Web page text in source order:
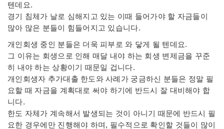
텐데요.
경기 침체가 날로 심해지고 있는 이때 들어가야 할 자금들이
많아 많은 분들이 힘들어지고 있습니다.
개인회생 중인 분들은 더욱 피부로 와 닿게 될 텐데요.
그 이유는 회생으로 인해 매달 내야 하는 회생 변제금을 꾸준
히 내야 하는 상황이기 때문일 겁니다.
개인회생자 추가대출 한도와 사례가 궁금하신 분들은 정말 필
요할 때 자금을 계획대로 써야 하기에 반드시 잘 대비해야 합
니다.
한도 자체가 계속해서 발생되는 것이 아니기 때문에 반드시 필
요한 경우에만 진행해야 하며, 필수적으로 확인할 것들이 많이